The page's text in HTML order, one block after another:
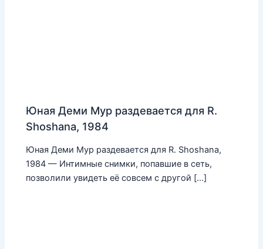
Юная Деми Мур раздевается для R.
Shoshana, 1984
Юная Деми Мур раздевается для R. Shoshana,
1984 — Интимные снимки, попавшие в сеть,
позволили увидеть её совсем с другой […]